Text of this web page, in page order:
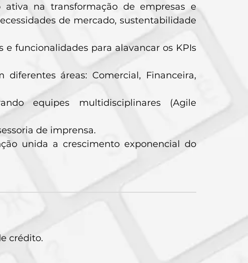
na transformação de empresas e
de mercado, sustentabilidade
funcionalidades para alavancar os KPIs
áreas: Comercial, Financeira,
equipes multidisciplinares (Agile
de imprensa.
unida a crescimento exponencial do
crédito.